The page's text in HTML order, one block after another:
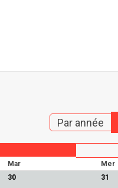
Par année
Mar Mer
30 31